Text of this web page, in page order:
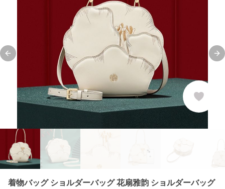
Previous slide
着物バッグ ショルダーバッグ 花扇雅韵 ショルダーバッグ